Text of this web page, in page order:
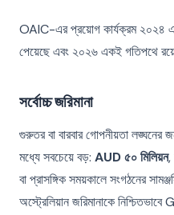
OAIC-এর প্রয়োগ কার্যক্রম ২০২৪
পেয়েছে এবং ২০২৬ একই গতিপথে
সর্বোচ্চ জরিমানা
গুরুতর বা বারবার গোপনীয়তা লঙ্ঘনের
মধ্যে সবচেয়ে বড়: AUD ৫০ মিলিয়ন,
বা প্রাসঙ্গিক সময়কালে সংগঠনের
অস্ট্রেলিয়ান জরিমানাকে